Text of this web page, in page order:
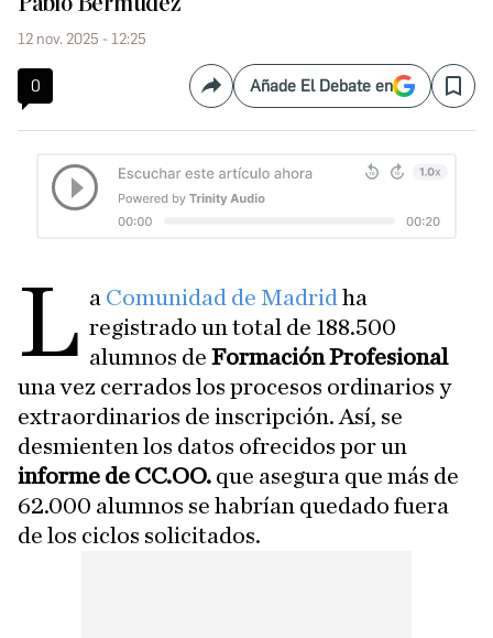
12 nov. 2025 - 12:25
0 CompartirAñade El Debate en Save
L a Comunidad de Madrid ha
registrado un total de 188.500
alumnos deFormación Profesional
una vez cerrados los procesos ordinarios y
extraordinarios de inscripción. Así, se
desmienten los datos ofrecidos por un
informe de CC.OO. que asegura que más de
62.000 alumnos se habrían quedado fuera
de los ciclos solicitados.